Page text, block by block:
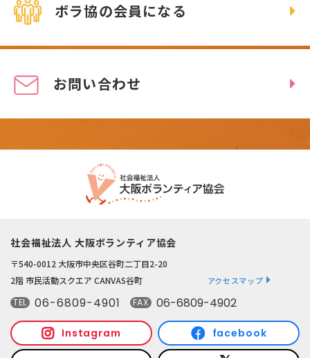
ボラ協の会員になる
お問い合わせ
社会福祉法人 大阪ボランティア協会
〒540-0012 大阪市中央区谷町二丁目2-20
2階 市民活動スクエア CANVAS谷町
アクセスマップ
TEL 06-6809-4901 FAX 06-6809-4902
Instagram facebook